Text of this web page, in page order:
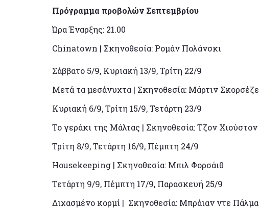
Πρόγραμμα προβολών Σεπτεμβρίου
Ώρα Έναρξης: 21.00
Chinatown | Σκηνοθεσία: Ρομάν Πολάνσκι
Σάββατο 5/9, Κυριακή 13/9, Τρίτη 22/9
Μετά τα μεσάνυχτα | Σκηνοθεσία: Μάρτιν Σκορσέζε
Κυριακή 6/9, Τρίτη 15/9, Τετάρτη 23/9
Το γεράκι της Μάλτας | Σκηνοθεσία: Τζον Χιούστον
Τρίτη 8/9, Τετάρτη 16/9, Πέμπτη 24/9
Housekeeping | Σκηνοθεσία: Μπιλ Φορσάιθ
Τετάρτη 9/9, Πέμπτη 17/9, Παρασκευή 25/9
Διχασμένο κορμί | Σκηνοθεσία: Μπράιαν ντε Πάλμα